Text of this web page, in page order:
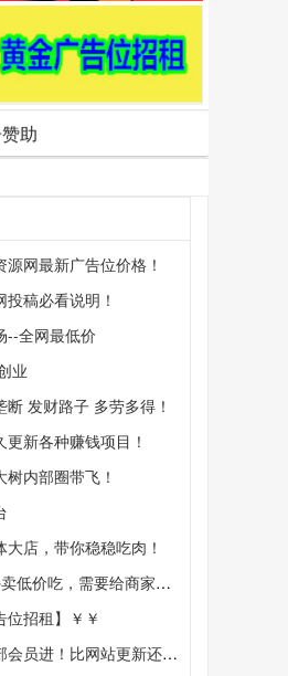
助
源网最新广告位价格！
投稿必看说明！
--全网最低价
业
断 发财路子 多劳多得！
新各种赚钱项目！
内部圈带飞！
店，带你稳稳吃肉！
价吃，需要给商家好评
位招租】￥￥
员进！比网站更新还精彩！